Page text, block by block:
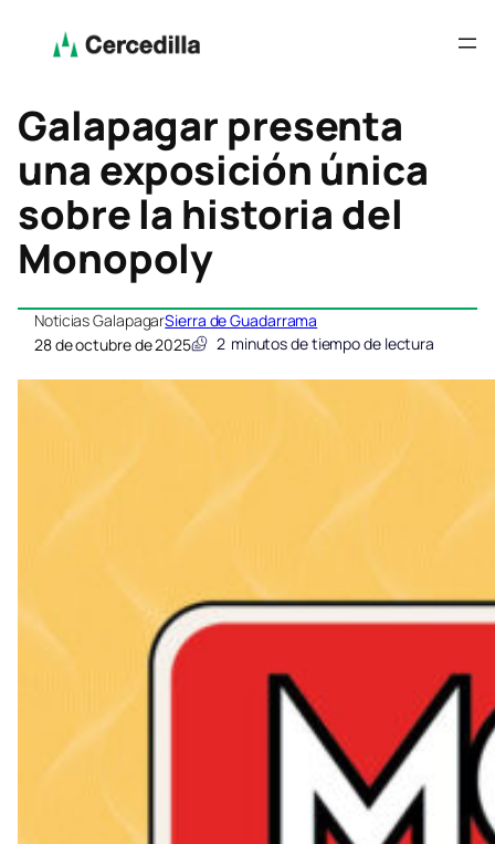
Galapagar presenta
una exposición única
sobre la historia del
Monopoly
Noticias GalapagarSierra de Guadarrama
28 de octubre de 2025
2 minutos de tiempo de lectura